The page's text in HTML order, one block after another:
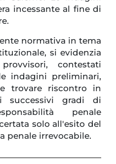
incessante al fine di
normativa in tema
si evidenzia
contestati
indagini preliminari,
trovare riscontro in
successivi gradi di
penale
solo all'esito del
penale irrevocabile.